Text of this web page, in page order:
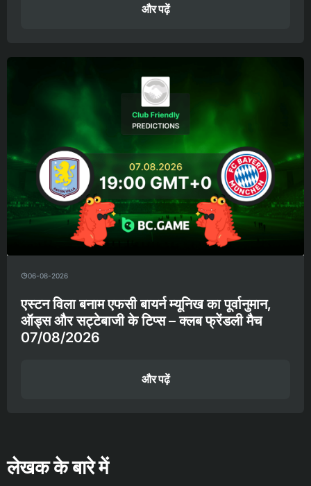
और पढ़ें
06-08-2026
एस्टन विला बनाम एफसी बायर्न म्यूनिख का पूर्वानुमान,
ऑड्स और सट्टेबाजी के टिप्स – क्लब फ्रेंडली मैच
07/08/2026
और पढ़ें
लेखक के बारे में